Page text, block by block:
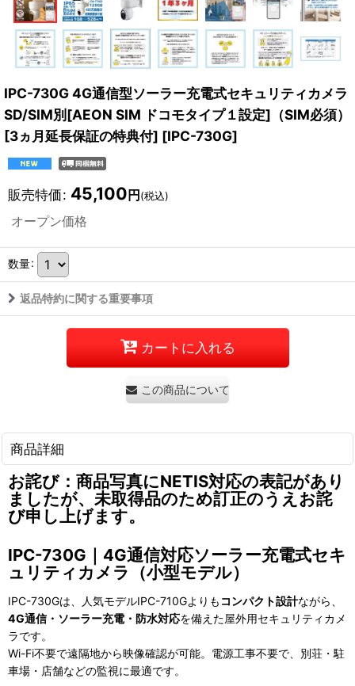
IPC-730G 4G通信型ソーラー充電式セキュリティカメラ
SD/SIM別[AEON SIM ドコモタイプ１設定]（SIM必須）
[3ヵ月延長保証の特典付] [IPC-730G]
販売特価: 45,100円(税込)
オープン価格
数量:
返品特約に関する重要事項
カートに入れる
この商品について問い合わせる
商品詳細
お詫び：商品写真にNETIS対応の表記があり
ましたが、未取得品のため訂正のうえお詫
び申し上げます。
IPC-730G｜4G通信対応ソーラー充電式セキ
ュリティカメラ（小型モデル）
IPC-730Gは、人気モデルIPC-710Gよりも コンパクト設計ながら、
4G通信・ソーラー充電・防水対応を備えた屋外用セキュリティカメ
ラです。
Wi-Fi不要で遠隔地から映像確認が可能。電源工事不要で、別荘・駐
車場・店舗などの監視に最適です。